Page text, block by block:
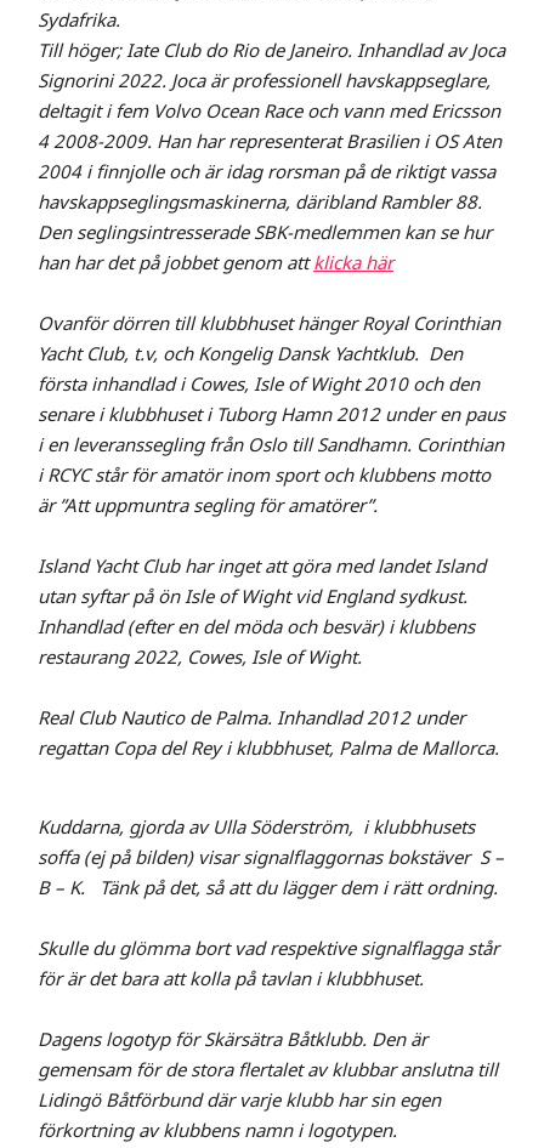
Sydafrika.
Till höger; Iate Club do Rio de Janeiro. Inhandlad av Joca
Signorini 2022. Joca är professionell havskappseglare,
deltagit i fem Volvo Ocean Race och vann med Ericsson
4 2008-2009. Han har representerat Brasilien i OS Aten
2004 i finnjolle och är idag rorsman på de riktigt vassa
havskappseglingsmaskinerna, däribland Rambler 88.
Den seglingsintresserade SBK-medlemmen kan se hur
han har det på jobbet genom attklicka här
Ovanför dörren till klubbhuset hänger Royal Corinthian
Yacht Club, t.v, och Kongelig Dansk Yachtklub. Den
första inhandlad i Cowes, Isle of Wight 2010 och den
senare i klubbhuset i Tuborg Hamn 2012 under en paus
i en leveranssegling från Oslo till Sandhamn. Corinthian
i RCYC står för amatör inom sport och klubbens motto
är ”Att uppmuntra segling för amatörer”.
Island Yacht Club har inget att göra med landet Island
utan syftar på ön Isle of Wight vid England sydkust.
Inhandlad (efter en del möda och besvär) i klubbens
restaurang 2022, Cowes, Isle of Wight.
Real Club Nautico de Palma. Inhandlad 2012 under
regattan Copa del Rey i klubbhuset, Palma de Mallorca.
Kuddarna, gjorda av Ulla Söderström, i klubbhusets
soffa (ej på bilden) visar signalflaggornas bokstäver S –
B – K. Tänk på det, så att du lägger dem i rätt ordning.
Skulle du glömma bort vad respektive signalflagga står
för är det bara att kolla på tavlan i klubbhuset.
Dagens logotyp för Skärsätra Båtklubb. Den är
gemensam för de stora flertalet av klubbar anslutna till
Lidingö Båtförbund där varje klubb har sin egen
förkortning av klubbens namn i logotypen.